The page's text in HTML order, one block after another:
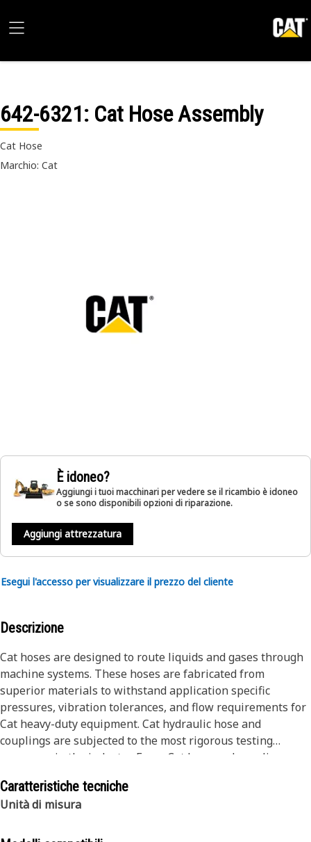
642-6321: Cat Hose Assembly
Cat Hose
Marchio: Cat
È idoneo?
Aggiungi i tuoi macchinari per vedere se il ricambio è idoneo
o se sono disponibili opzioni di riparazione.
Aggiungi attrezzatura
Esegui l'accesso per visualizzare il prezzo del cliente
Descrizione
Cat hoses are designed to route liquids and gases through
machine systems. These hoses are fabricated from
superior materials to withstand application specific
pressures, vibration tolerances, and flow requirements for
Cat heavy-duty equipment. Cat hydraulic hose and
couplings are subjected to the most rigorous testing
processes in the industry. Every Cat hose and coupling
that yields maximum safety and dependability.
Caratteristiche tecniche
Unità di misura